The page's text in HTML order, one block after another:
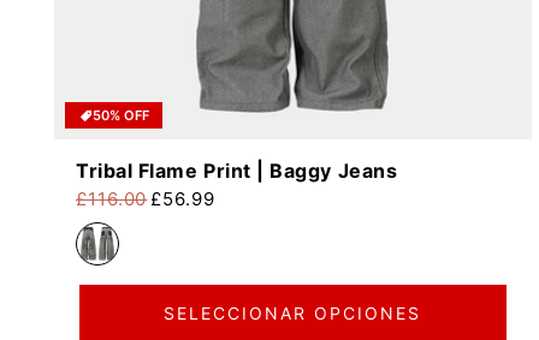
50% OFF
Tribal Flame Print | Baggy Jeans
Precio habitual
£116.00
Precio de oferta
£56.99
SELECCIONAR OPCIONES